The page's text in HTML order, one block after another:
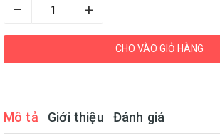
– +
CHO VÀO GIỎ HÀNG
Mô tả Giới thiệu Đánh giá